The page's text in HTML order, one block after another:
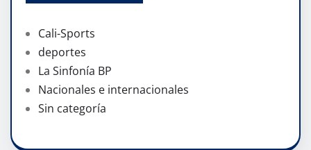
Cali-Sports
deportes
La Sinfonía BP
Nacionales e internacionales
Sin categoría